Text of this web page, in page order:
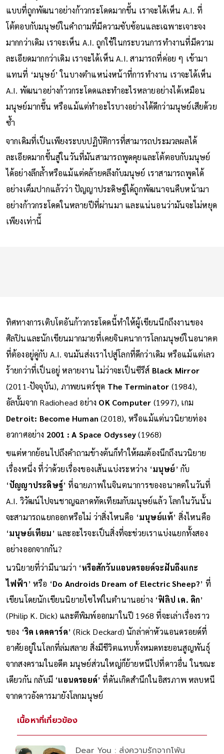
แบบที่ถูกพัฒนาอย่างก้าวกระโดดมากขึ้น เราจะได้เห็น A.I. ที่
โต้ตอบกับมนุษย์ในคำถามที่มีความซับซ้อนและเฉพาะเจาะจง
มากกว่าเดิม เราจะเห็น A.I. ถูกใช้ในกระบวนการทำงานที่มีความ
ละเอียดมากกว่าเดิม เราจะได้เห็น A.I. สามารถที่ค่อย ๆ เข้ามา
แทนที่ ‘มนุษย์’ ในบางตำแหน่งหน้าที่การทำงาน เราจะได้เห็น
A.I. พัฒนาอย่างก้าวกระโดดและทำอะไรหลายอย่างได้เหมือน
มนุษย์มากขึ้น หรือแม้แต่ทำอะไรบางอย่างได้ดีกว่ามนุษย์เสียด้วย
ซ้ำ
จากเดิมที่เป็นเพียงระบบปฏิบัติการที่สามารถประมวลผลได้
ละเอียดมากขึ้นสู่ในวันที่มันสามารถพูดคุยและโต้ตอบกับมนุษย์
ได้อย่างลึกล้ำหรือแม้แต่คล้ายคลึงกับมนุษย์ เราสามารถพูดได้
อย่างเต็มปากแล้วว่า ปัญญาประดิษฐ์ได้ถูกพัฒนาจนคืบหน้ามา
อย่างก้าวกระโดดในหลายปีที่ผ่านมา และแน่นอนว่ามันจะไม่หยุด
เพียงเท่านี้
ทิศทางการเติบโตอันก้าวกระโดดนี้ทำให้ผู้เขียนนึกถึงงานของ
ศิลปินและนักเขียนมากมายที่เคยจินตนาการโลกมนุษย์ในอนาคต
ที่ต้องอยู่คู่กับ A.I. จนมันส่งเราไปสู่โลกที่ดีกว่าเดิม หรือแม้แต่เลว
ร้ายกว่าที่เป็นอยู่ หลายงาน ไม่ว่าจะเป็นซีรีส์ Black Mirror
(2011-ปัจจุบัน), ภาพยนตร์ชุด The Terminator (1984),
อัลบั้มจาก Radiohead อย่าง OK Computer (1997), เกม
Detroit: Become Human (2018), หรือแม้แต่นวนิยายท่อง
อวกาศอย่าง 2001 : A Space Odyssey(1968)
ฃแต่หากย้อนไปถึงคำถามข้างต้นก็ทำให้ผมต้องนึกถึงนวนิยาย
เรื่องหนึ่ง ที่ว่าด้วยเรื่องของเส้นแบ่งระหว่าง ‘มนุษย์’ กับ
‘ปัญญาประดิษฐ์’ ที่ฉายภาพในจินตนาการของอนาคตในวันที่
A.I. วิวัฒน์ไปจนชาญฉลาดทัดเทียมกับมนุษย์แล้ว โลกในวันนั้น
จะสามารถแยกออกหรือไม่ ว่าสิ่งไหนคือ ‘มนุษย์แท้’ สิ่งไหนคือ
‘มนุษย์เทียม’ และอะไรจะเป็นสิ่งที่จะช่วยเราแบ่งแยกทั้งสอง
อย่างออกจากกัน?
นวนิยายที่ว่ามีนามว่า ‘หรือสักวันแอนดรอยด์จะฝันถึงแกะ
ไฟฟ้า’ หรือ ‘Do Androids Dream of Electric Sheep?’ ที่
เขียนโดยนักเขียนนิยายไซไฟในตำนานอย่าง ‘ฟิลิป เค. ดิก’
(Philip K. Dick) และตีพิมพ์ออกมาในปี 1968 ที่จะเล่าเรื่องราว
ของ ‘ริค เดคคาร์ด’ (Rick Deckard) นักล่าค่าหัวแอนดรอยด์ที่
อาศัยอยู่ในโลกที่ล่มสลาย สิ่งมีชีวิตแทบทั้งหมดทะยอนสูญพันธุ์
จากสงครามในอดีต มนุษย์ส่วนใหญ่ก็ย้ายหนีไปที่ดาวอื่น ในขณะ
เดียวกัน กลับมี ‘แอนดรอยด์’ ที่ดันเกิดสำนึกในอิสรภาพ หลบหนี
จากดาวอังคารมายังโลกมนุษย์
เนื้อหาที่เกี่ยวข้อง
Dear You : ส่งความรักจากโพ้น